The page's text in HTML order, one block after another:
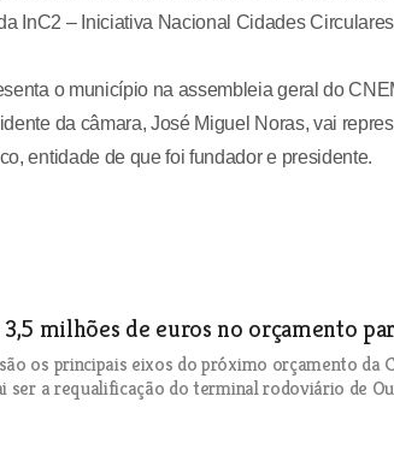
InC2 – Iniciativa Nacional Cidades
o município na assembleia geral do
da câmara, José Miguel Noras, vai
entidade de que foi fundador e presidente.
milhões de euros no orçamento
os principais eixos do próximo orçamento da
ser a requalificação do terminal rodoviário de